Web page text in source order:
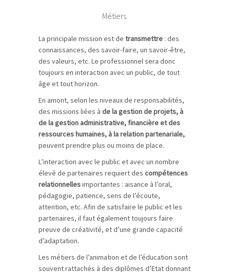
Métiers
La principale mission est de transmettre : des
connaissances, des savoir-faire, un savoir-être,
des valeurs, etc. Le professionnel sera donc
toujours en interaction avec un public, de tout
âge et tout horizon.
En amont, selon les niveaux de responsabilités,
des missions liées à de la gestion de projets, à
de la gestion administrative, financière et des
ressources humaines, à la relation partenariale,
peuvent prendre plus ou moins de place.
L’interaction avec le public et avec un nombre
élevé de partenaires requiert des compétences
relationnellesimportantes : aisance à l’oral,
pédagogie, patience, sens de l’écoute,
attention, etc. Afin de satisfaire le public et les
partenaires, il faut également toujours faire
preuve de créativité, et d’une grande capacité
d’adaptation.
Les métiers de l’animation et de l’éducation sont
souvent rattachés à des diplômes d’Etat donnant